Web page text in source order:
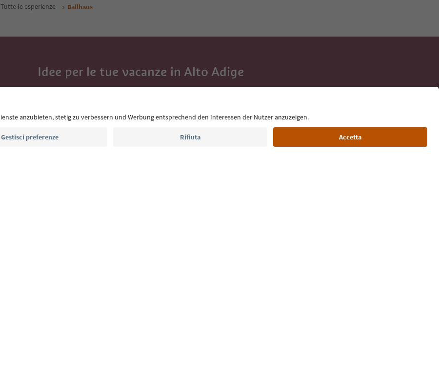
Tutte le esperienze Ballhaus
Idee per le tue vacanze in Alto Adige
Indirizzo e-mail*